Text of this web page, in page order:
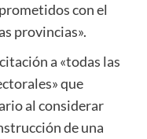
con el
provincias».
a «todas las
que
al considerar
de una